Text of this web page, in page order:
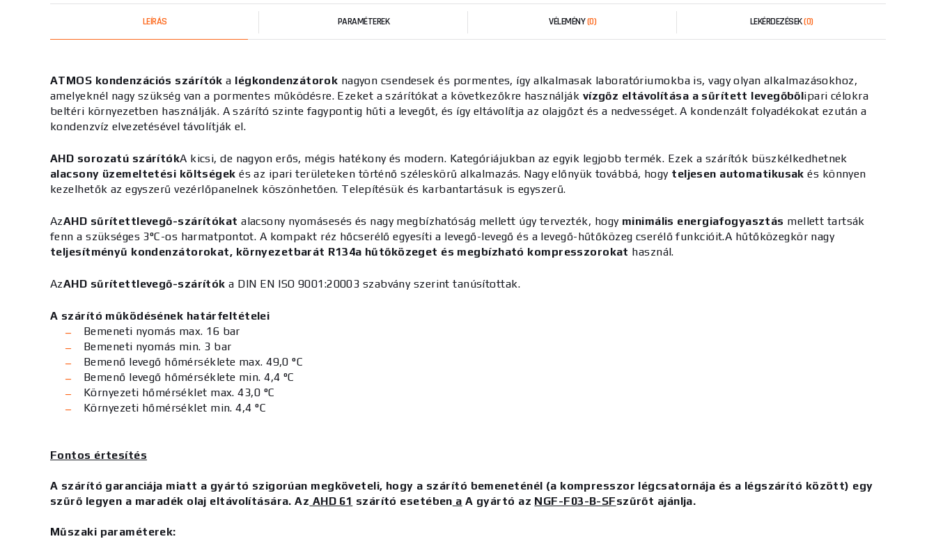
LEÍRÁS PARAMÉTEREK VÉLEMÉNY(0) LEKÉRDEZÉSEK(0)
ATMOS kondenzációs szárítók a légkondenzátorok nagyon csendesek és pormentes, így alkalmasak laboratóriumokba is, vagyolyan alkalmazásokhoz,
amelyeknél nagy szükség van a pormentes működésre. Ezeket a szárítókat a következőkre használják vízgőz eltávolítása a sűrített levegőbőlipari célokra
beltéri környezetben használják. A szárító szinte fagypontig hűti a levegőt, és így eltávolítja az olajgőzt és a nedvességet. A kondenzált folyadékokat ezután a
kondenzvíz elvezetésével távolítják el.
AHD sorozatú szárítókA kicsi, de nagyon erős, mégis hatékony és modern. Kategóriájukban az egyik legjobb termék. Ezek a szárítók büszkélkedhetnek
alacsony üzemeltetési költségek és az ipari területeken történő széleskörű alkalmazás. Nagy előnyük továbbá, hogy teljesen automatikusak és könnyen
kezelhetők az egyszerű vezérlőpanelnek köszönhetően. Telepítésük és karbantartásuk is egyszerű.
AzAHD sűrítettlevegő-szárítókat alacsony nyomásesés és nagy megbízhatóság mellett úgy tervezték, hogy minimális energiafogyasztás mellett tartsák
fenn a szükséges 3°C-os harmatpontot. A kompakt réz hőcserélő egyesíti a levegő-levegő és a levegő-hűtőközeg cserélő funkcióit.A hűtőközegkör nagy
teljesítményű kondenzátorokat, környezetbarát R134a hűtőközeget és megbízható kompresszorokat használ.
AzAHD sűrítettlevegő-szárítók a DIN EN ISO 9001:20003 szabvány szerint tanúsítottak.
A szárító működésének határfeltételei
Bemeneti nyomás max. 16 bar
Bemeneti nyomás min. 3 bar
Bemenő levegő hőmérséklete max. 49,0 °C
Bemenő levegő hőmérséklete min. 4,4 °C
Környezeti hőmérséklet max. 43,0 °C
Környezeti hőmérséklet min. 4,4 °C
Fontos értesítés
A szárító garanciája miatt a gyártó szigorúan megköveteli, hogy a szárító bemeneténél (a kompresszor légcsatornája és a légszárító között) egy
szűrő legyen a maradék olaj eltávolítására. Az AHD 61 szárító esetében a A gyártó az NGF-F03-B-SFszűrőt ajánlja.
Műszaki paraméterek: